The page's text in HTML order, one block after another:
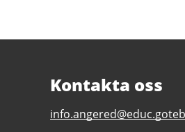
Kontakta oss
E-